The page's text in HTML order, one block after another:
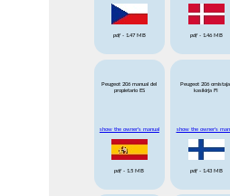
pdf- 1.47 MB pdf- 1.46 MB
Peugeot 206 manual del
propietario ES
show the owner's manual
pdf - 1.5 MB
Peugeot 206
kasikirja FI
show the owner's
pdf- 1.43 MB